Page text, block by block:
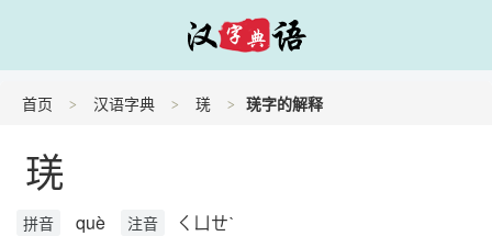
首页 汉语字典 琷 琷字的解释
琷
拼音 què 注音 ㄑㄩㄝˋ